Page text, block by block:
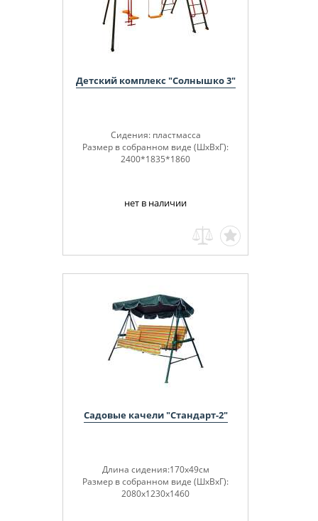
Детский комплекс "Солнышко 3"
Сидения: пластмасса
Размер в собранном виде (ШхВхГ):
2400*1835*1860
нет в наличии
Садовые качели "Стандарт-2"
Длина сидения:170х49см
Размер в собранном виде (ШхВхГ):
2080х1230х1460